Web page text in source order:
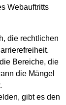
Webauftritts
die rechtlichen
Bereiche, die
die Mängel
gibt es den